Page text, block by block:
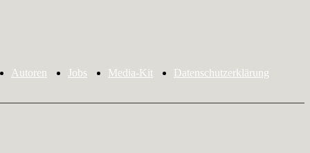
Autoren Jobs Media-Kit
Datenschutzerklärung